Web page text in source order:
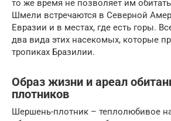
то же время не позволяет им
Шмели встречаются в Северной
Евразии и в местах, где есть горы.
два вида этих насекомых, которые
тропиках Бразилии.
Образ жизни и ареал
плотников
Шершень-плотник – теплолюбивое